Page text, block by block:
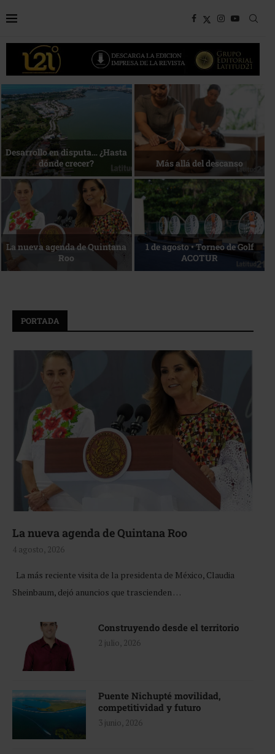
Bottega, un viaje servido a la
mesa
Energía que Impulsa la
competitividad
Reconocimiento de viajeros La esencia del servicio
PORTADA
La nueva agenda de Quintana Roo
4 agosto, 2026
La más reciente visita de la presidenta de México, Claudia
Sheinbaum, dejó anuncios que trascienden …
Construyendo desde el territorio
2 julio, 2026
Puente Nichupté movilidad,
competitividad y futuro
3 junio, 2026